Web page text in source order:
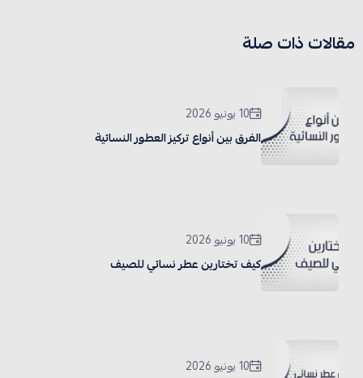
مقالات ذات صلة
10 يونيو 2026
الفرق بين أنواع تركيز العطور النسائية
10 يونيو 2026
كيف تختارين عطر نسائي للصيف
10 يونيو 2026